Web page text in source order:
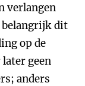
verlangen
belangrijk dit
op de
geen
anders